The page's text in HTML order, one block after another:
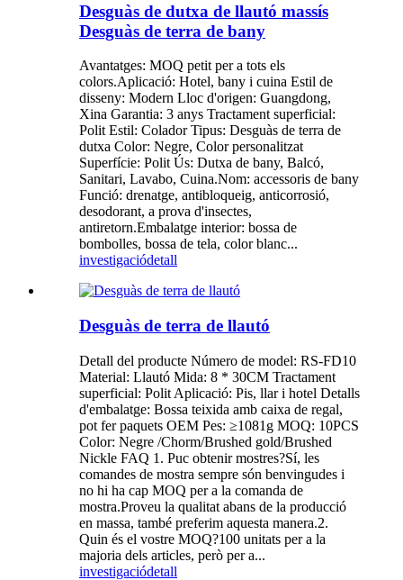
Desguàs de dutxa de llautó massís
Desguàs de terra de bany
Avantatges: MOQ petit per a tots els
colors.Aplicació: Hotel, bany i cuina Estil de
disseny: Modern Lloc d'origen: Guangdong,
Xina Garantia: 3 anys Tractament superficial:
Polit Estil: Colador Tipus: Desguàs de terra de
dutxa Color: Negre, Color personalitzat
Superfície: Polit Ús: Dutxa de bany, Balcó,
Sanitari, Lavabo, Cuina.Nom: accessoris de bany
Funció: drenatge, antibloqueig, anticorrosió,
desodorant, a prova d'insectes,
antiretorn.Embalatge interior: bossa de
bombolles, bossa de tela, color blanc...
investigaciódetall
Desguàs de terra de llautó
Detall del producte Número de model: RS-FD10
Material: Llautó Mida: 8 * 30CM Tractament
superficial: Polit Aplicació: Pis, llar i hotel Detalls
d'embalatge: Bossa teixida amb caixa de regal,
pot fer paquets OEM Pes: ≥1081g MOQ: 10PCS
Color: Negre /Chorm/Brushed gold/Brushed
Nickle FAQ 1. Puc obtenir mostres?Sí, les
comandes de mostra sempre són benvingudes i
no hi ha cap MOQ per a la comanda de
mostra.Proveu la qualitat abans de la producció
en massa, també preferim aquesta manera.2.
Quin és el vostre MOQ?100 unitats per a la
majoria dels articles, però per a...
investigaciódetall